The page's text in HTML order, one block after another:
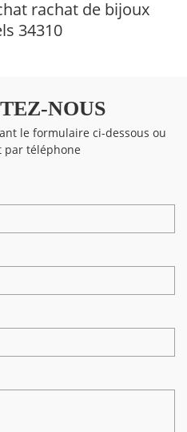
rachat de bijoux
34310
NOUS
le formulaire ci-dessous ou
par téléphone